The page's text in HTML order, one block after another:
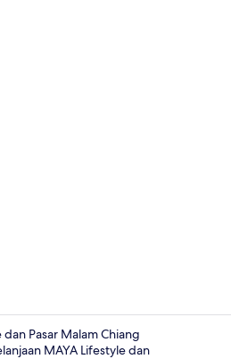
Pasar Malam Chiang
MAYA Lifestyle dan